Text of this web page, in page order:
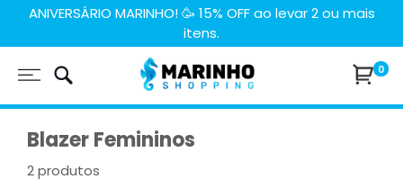
PularANIVERSÁRIO MARINHO! 🥳 15% OFF ao levar 2 ou mais
itens.
Marinho
Shopping
0
Blazer Femininos
2 produtos